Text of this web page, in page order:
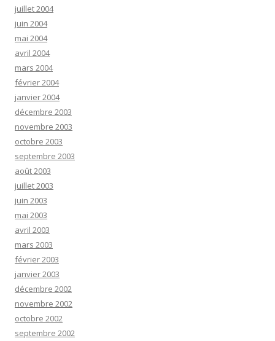
juillet 2004
juin 2004
mai 2004
avril 2004
mars 2004
février 2004
janvier 2004
décembre 2003
novembre 2003
octobre 2003
septembre 2003
août 2003
juillet 2003
juin 2003
mai 2003
avril 2003
mars 2003
février 2003
janvier 2003
décembre 2002
novembre 2002
octobre 2002
septembre 2002